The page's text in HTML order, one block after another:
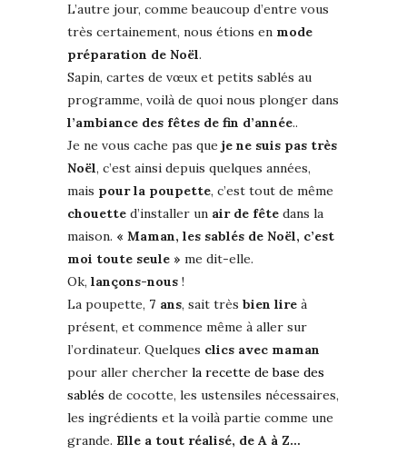
L’autre jour, comme beaucoup d’entre vous
très certainement, nous étions en mode
préparation de Noël.
Sapin, cartes de vœux et petits sablés au
programme, voilà de quoi nous plonger dans
l’ambiance des fêtes de fin d’année..
Je ne vous cache pas que je ne suis pas très
Noël, c’est ainsi depuis quelques années,
mais pour la poupette, c’est tout de même
chouette d’installer un air de fête dans la
maison. « Maman, les sablés de Noël, c’est
moi toute seule » me dit-elle.
Ok, lançons-nous !
La poupette, 7 ans, sait très bien lire à
présent, et commence même à aller sur
l’ordinateur. Quelques clics avec maman
pour aller chercher la recette de base des
sablés de cocotte, les ustensiles nécessaires,
les ingrédients et la voilà partie comme une
grande. Elle a tout réalisé, de A à Z…